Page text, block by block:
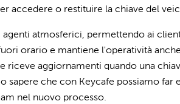
accedere o restituire la chiave del
agenti atmosferici, permettendo ai
orario e mantiene l'operatività
riceve aggiornamenti quando una
sapere che con Keycafe possiamo far
nel nuovo processo.